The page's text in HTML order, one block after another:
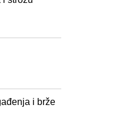
i brže